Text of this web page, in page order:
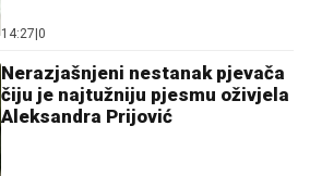
14:27 0
Nerazjašnjeni nestanak pjevača
čiju je najtužniju pjesmu oživjela
Aleksandra Prijović